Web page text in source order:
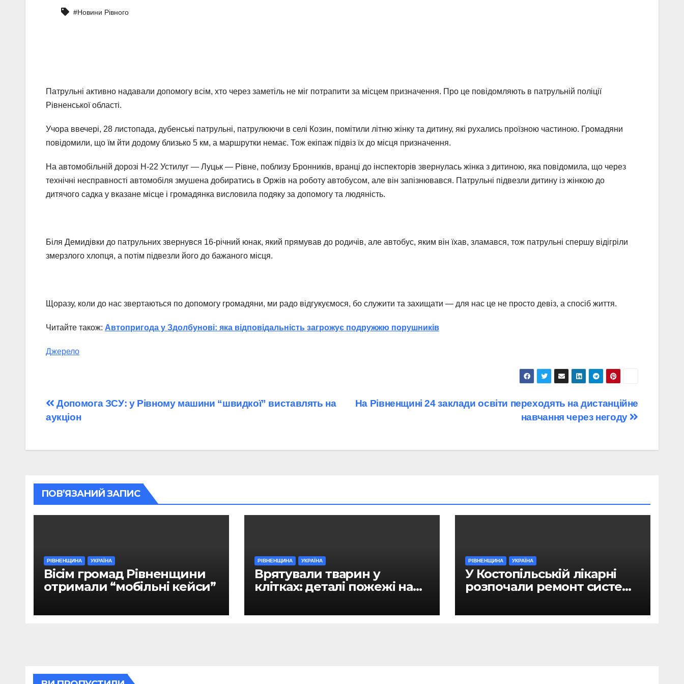
#Новини Рівного
Патрульні активно надавали допомогу всім, хто через заметіль не міг потрапити за місцем призначення. Про це повідомляють в патрульній поліції
Рівненської області.
Учора ввечері, 28 листопада, дубенські патрульні, патрулюючи в селі Козин, помітили літню жінку та дитину, які рухались проїзною частиною. Громадяни
повідомили, що їм йти додому близько 5 км, а маршрутки немає. Тож екіпаж підвіз їх до місця призначення.
На автомобільній дорозі Н-22 Устилуг — Луцьк — Рівне, поблизу Бронників, вранці до інспекторів звернулась жінка з дитиною, яка повідомила, що через
технічні несправності автомобіля змушена добиратись в Оржів на роботу автобусом, але він запізнювався. Патрульні підвезли дитину із жінкою до
дитячого садка у вказане місце і громадянка висловила подяку за допомогу та людяність.
Біля Демидівки до патрульних звернувся 16-річний юнак, який прямував до родичів, але автобус, яким він їхав, зламався, тож патрульні спершу відігріли
змерзлого хлопця, а потім підвезли його до бажаного місця.
Щоразу, коли до нас звертаються по допомогу громадяни, ми радо відгукуємося, бо служити та захищати — для нас це не просто девіз, а спосіб життя.
Читайте також: Автопригода у Здолбунові: яка відповідальність загрожує подружжю порушників
Джерело
Навігація
записів
На Рівненщині 24 заклади освіти переходять на дистанційне
навчання через негоду
Допомога ЗСУ: у Рівному машини “швидкої” виставлять на
аукціон
ПОВ’ЯЗАНИЙ ЗАПИС
РІВНЕНЩИНА УКРАЇНА
Вісім громад Рівненщини
отримали “мобільні кейси”
РІВНЕНЩИНА УКРАЇНА
Врятували тварин у
клітках: деталі пожежі на
РІВНЕНЩИНА УКРАЇНА
У Костопільській лікарні
розпочали ремонт системи